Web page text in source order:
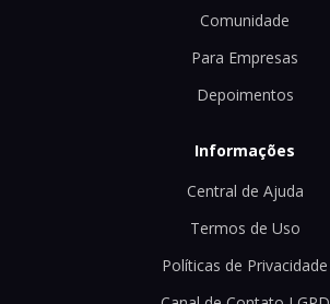
Comunidade
Para Empresas
Depoimentos
Informações
Central de Ajuda
Termos de Uso
Políticas de Privacidade